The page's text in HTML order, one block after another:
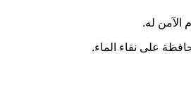
الآمن له.
على نقاء الماء.